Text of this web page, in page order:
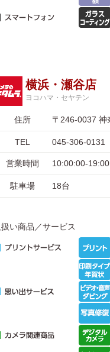
横浜・瀬谷店
ヨコハマ・セヤテン
住所 〒246-0037 神
TEL 045-306-0131
営業時間 10:00:00-
駐車場 18台
い商品／サービス